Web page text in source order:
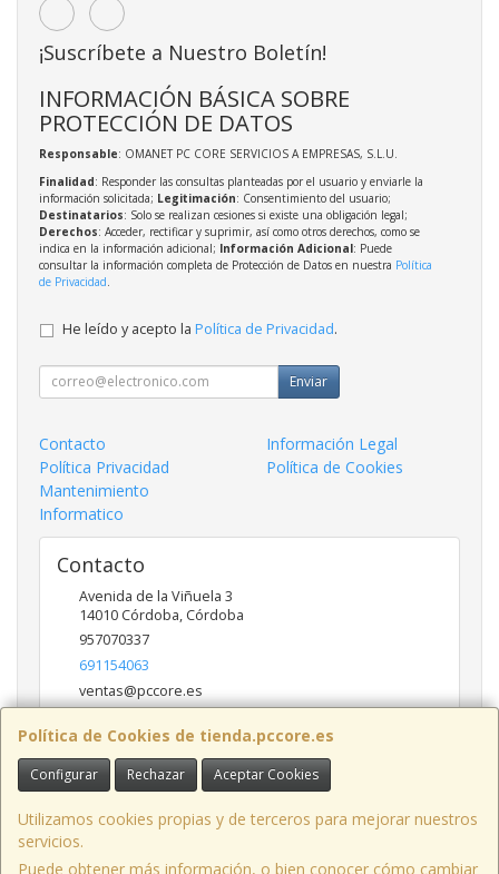
Política de Cookies de tienda.pccore.es
Configurar Rechazar Aceptar Cookies
Utilizamos cookies propias y de terceros para mejorar nuestros
servicios.
Puede obtener más información, o bien conocer cómo cambiar
¡Suscríbete a Nuestro Boletín!
INFORMACIÓN BÁSICA SOBRE
PROTECCIÓN DE DATOS
Responsable: OMANET PC CORE SERVICIOS A EMPRESAS, S.L.U.
Finalidad: Responder las consultas planteadas por el usuario y enviarle la
información solicitada; Legitimación: Consentimiento del usuario;
Destinatarios: Solo se realizan cesiones si existe una obligación legal;
Derechos: Acceder, rectificar y suprimir, así como otros derechos, como se
indica en la información adicional; Información Adicional: Puede
consultar la información completa de Protección de Datos en nuestra Política
de Privacidad
He leído y acepto la Política de Privacidad.
Enviar
Contacto
Información Legal
Política Privacidad
Política de Cookies
Mantenimiento
Informatico
Contacto
Avenida de la Viñuela 3
14010 Córdoba, Córdoba
957070337
691154063
ventas@pccore.es
Horario
10-13:30